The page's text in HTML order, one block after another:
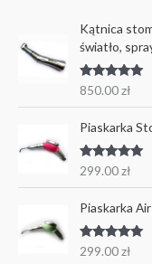
Kątnica
światło,
Oceniono
850.00zł
Piaskarka
Oceniono
299.00zł
Piaskarka
Oceniono
299.00zł